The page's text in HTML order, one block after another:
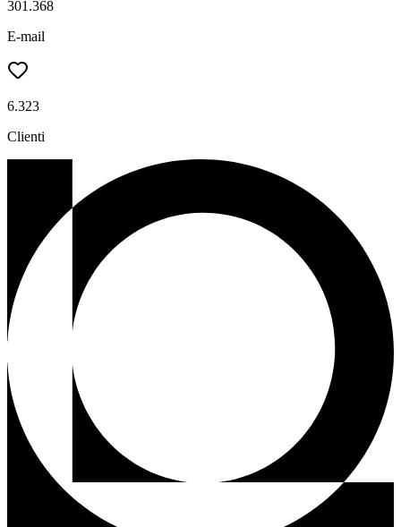
301.368
E-mail
6.323
Clienti